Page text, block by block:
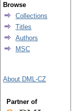
Browse
Collections
Titles
Authors
MSC
About DML-CZ
Partner of